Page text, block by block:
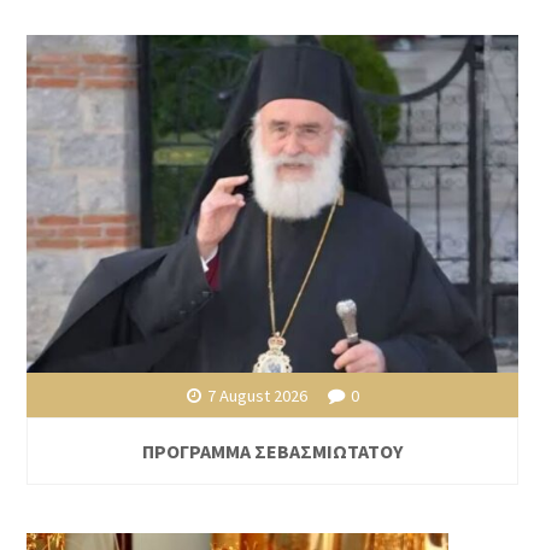
7 August 2026 0
ΠΡΟΓΡΑΜΜΑ ΣΕΒΑΣΜΙΩΤΑΤΟΥ